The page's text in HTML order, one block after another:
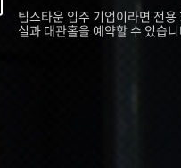
팁스타운 입주 기업이라면 전용
실과 대관홀을 예약할 수 있습